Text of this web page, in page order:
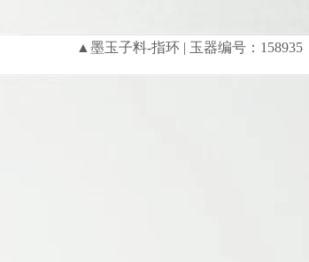
▲墨玉子料-指环 | 玉器编号：158935